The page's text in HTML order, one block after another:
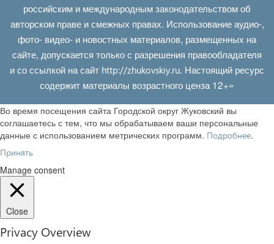
российским и международным законодательством об
авторском праве и смежных правах. Использование аудио-,
фото- видео- и новостных материалов, размещенных на
сайте, допускается только с разрешения правообладателя
и со ссылкой на сайт http://zhukovskiy.ru. Настоящий ресурс
содержит материалы возрастного ценза 12+»
Во время посещения сайта Городской округ Жуковский вы
соглашаетесь с тем, что мы обрабатываем ваши персональные
данные с использованием метрических программ. Подробнее.
Принять
Manage consent
Close
Privacy Overview